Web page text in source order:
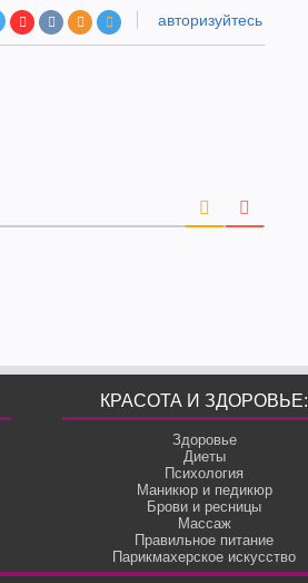
авторизуйтесь
КРАСОТА И ЗДОРОВЬЕ:
Здоровье
Диеты
Психология
Маникюр и педикюр
Брови и ресницы
Массаж
Правильное питание
Парикмахерское искусство